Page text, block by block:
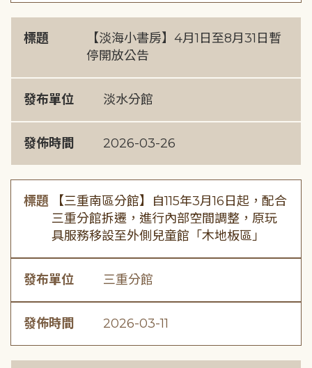
標題
【淡海小書房】4月1日至8月31日暫
停開放公告
發布單位 淡水分館
發佈時間 2026-03-26
標題
【三重南區分館】自115年3月16日起，配合
三重分館拆遷，進行內部空間調整，原玩
具服務移設至外側兒童館「木地板區」
發布單位 三重分館
發佈時間 2026-03-11